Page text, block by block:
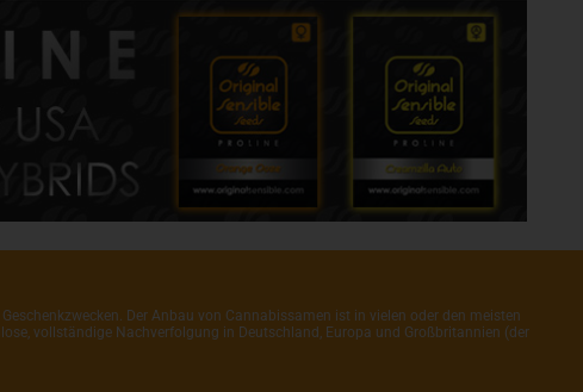
Der Anbau von Cannabissamen ist in vielen oder den meisten
vollständige Nachverfolgung in Deutschland, Europa und Großbritannien (der